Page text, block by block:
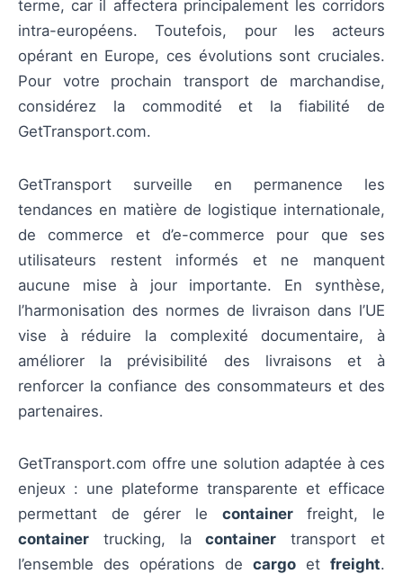
terme, car il affectera principalement les corridors
intra-européens. Toutefois, pour les acteurs
opérant en Europe, ces évolutions sont cruciales.
Pour votre prochain transport de marchandise,
considérez la commodité et la fiabilité de
GetTransport.com.
GetTransport surveille en permanence les
tendances en matière de logistique internationale,
de commerce et d’e-commerce pour que ses
utilisateurs restent informés et ne manquent
aucune mise à jour importante. En synthèse,
l’harmonisation des normes de livraison dans l’UE
vise à réduire la complexité documentaire, à
améliorer la prévisibilité des livraisons et à
renforcer la confiance des consommateurs et des
partenaires.
GetTransport.com offre une solution adaptée à ces
enjeux : une plateforme transparente et efficace
permettant de gérer le containerfreight, le
container trucking, lacontainer transport et
l’ensemble des opérations de cargo et freight.